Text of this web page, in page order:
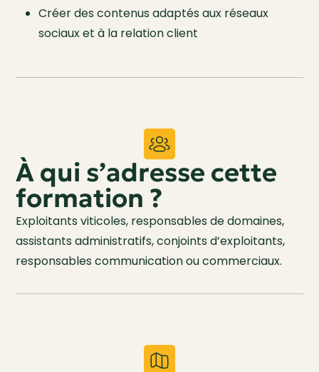
Créer des contenus adaptés aux réseaux
sociaux et à la relation client
À qui s’adresse cette
formation ?
Exploitants viticoles, responsables de domaines,
assistants administratifs, conjoints d’exploitants,
responsables communication ou commerciaux.